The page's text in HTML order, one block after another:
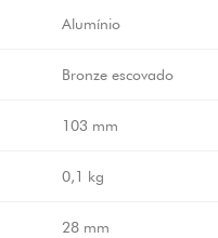
Alumínio
Bronze escovado
103 mm
0,1 kg
28 mm